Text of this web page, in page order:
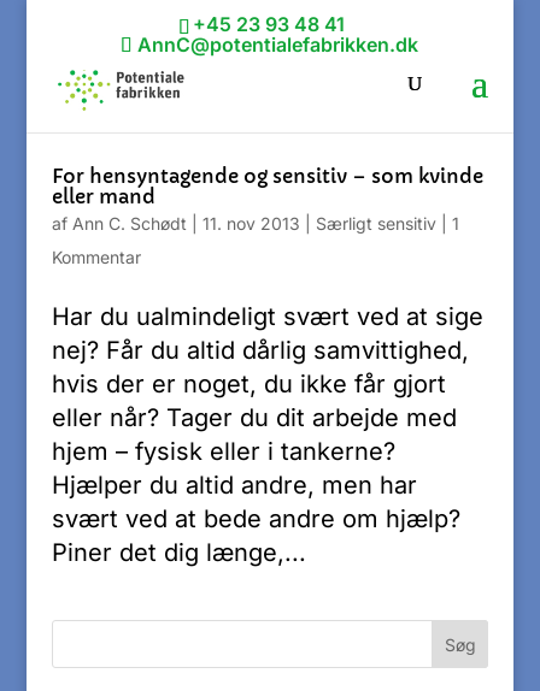
+45 23 93 48 41
AnnC@potentialefabrikken.dk
For hensyntagende og sensitiv – som kvinde
eller mand
af Ann C. Schødt 11. nov 2013 Særligt sensitiv| 1
Kommentar
Har du ualmindeligt svært ved at sige
nej? Får du altid dårlig samvittighed,
hvis der er noget, du ikke får gjort
eller når? Tager du dit arbejde med
hjem – fysisk eller i tankerne?
Hjælper du altid andre, men har
svært ved at bede andre om hjælp?
Piner det dig længe,...